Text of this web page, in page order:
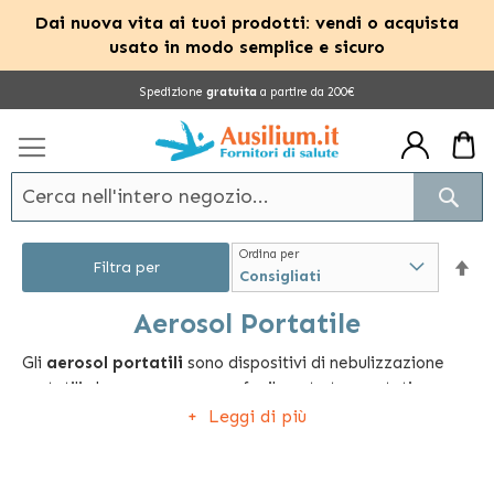
Dai nuova vita ai tuoi prodotti: vendi o acquista
usato in modo semplice e sicuro
Spedizione gratuita a partire da 200€
Aerosol Portatile
Gli aerosol portatili sono dispositivi di nebulizzazione
portatili che possono essere facilmente trasportati
ovunque occorra effettuare un trattamento. Si tratta
Leggi di più
Ordina per
Filtra per